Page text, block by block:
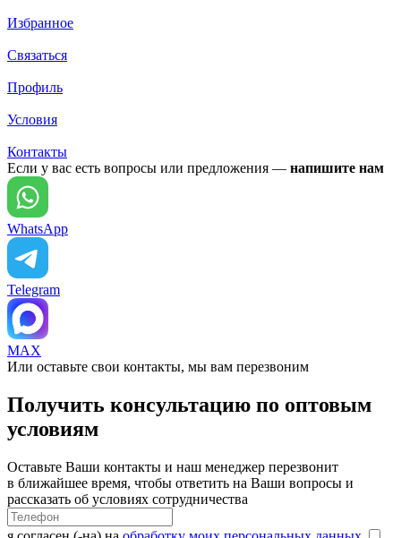
Избранное
Связаться
Профиль
Условия
Контакты
Если у вас есть вопросы или предложения — напишите нам
WhatsApp
Telegram
MAX
Или оставьте свои контакты, мы вам перезвоним
Получить консультацию по оптовым
условиям
Оставьте Ваши контакты и наш менеджер перезвонит
в ближайшее время, чтобы ответить на Ваши вопросы и
рассказать об условиях сотрудничества